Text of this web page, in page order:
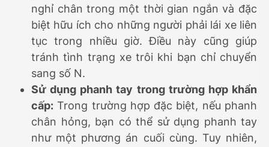
nghỉ chân trong một thời gian ngắn và đặc
biệt hữu ích cho những người phải lái xe liên
tục trong nhiều giờ. Điều này cũng giúp
tránh tình trạng xe trôi khi bạn chỉ chuyển
sang số N.
Sử dụng phanh tay trong trường hợp khẩn
cấp: Trong trường hợp đặc biệt, nếu phanh
chân hỏng, bạn có thể sử dụng phanh tay
như một phương án cuối cùng. Tuy nhiên,